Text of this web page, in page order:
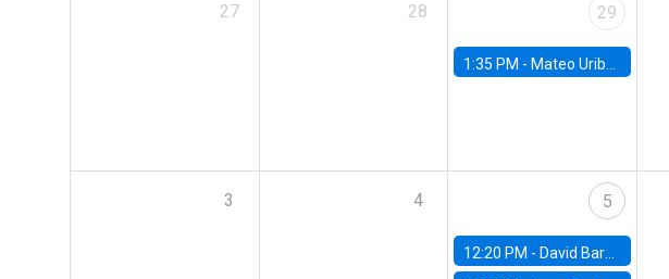
27 28 29
1:35 PM - Mateo Uribe-Castro, Universidad de los Andes (Colombia)
3 4 5
12:20 PM - David Bardey, Universidad de los Andes - CEDE